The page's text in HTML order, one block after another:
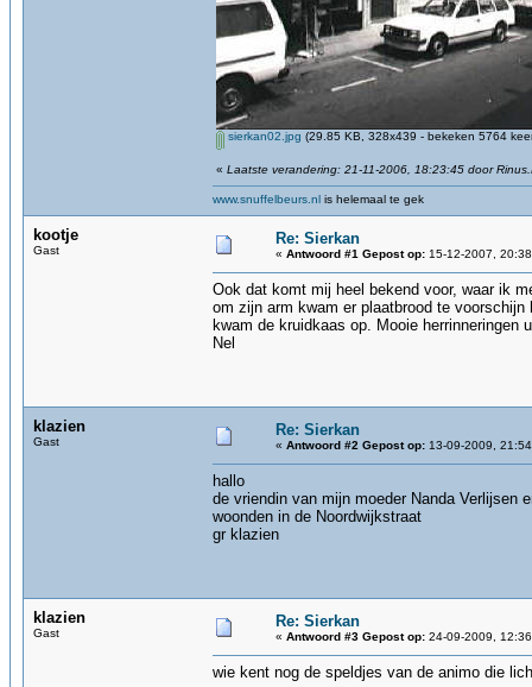
sierkan02.jpg (29.85 KB, 328x439 - bekeken 5764
« Laatste verandering: 21-11-2006, 18:23:45 door
www.snuffelbeurs.nl is helemaal te gek
kootje
Gast
Re: Sierkan
« Antwoord #1 Gepost op: 15-12-2007,
Ook dat komt mij heel bekend voor, waar ik
om zijn arm kwam er plaatbrood te
kwam de kruidkaas op. Mooie herrinneringen
Nel
klazien
Gast
Re: Sierkan
« Antwoord #2 Gepost op: 13-09-2009,
hallo
de vriendin van mijn moeder Nanda Verlijsen
woonden in de Noordwijkstraat
gr klazien
klazien
Gast
Re: Sierkan
« Antwoord #3 Gepost op: 24-09-2009,
wie kent nog de speldjes van de animo die